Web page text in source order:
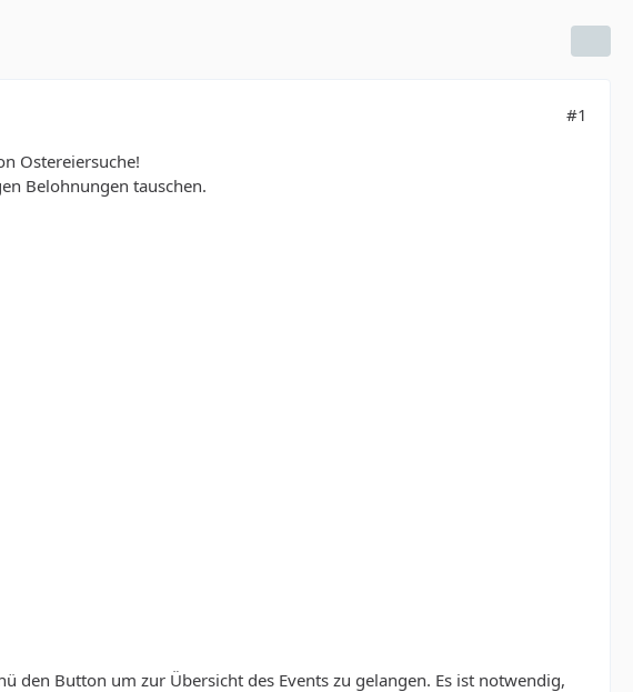
#1
Ostereiersuche!
Belohnungen tauschen.
den Button um zur Übersicht des Events zu gelangen. Es ist notwendig,